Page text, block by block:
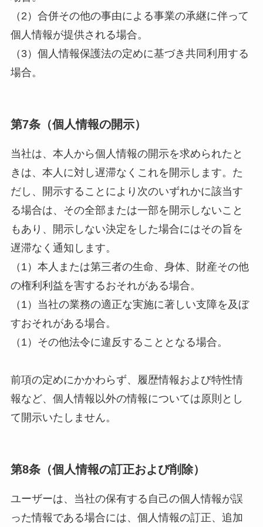
（2）合併その他の事由による事業の承継に伴って
個人情報が提供される場合。
（3）個人情報保護法の定めに基づき共同利用する
場合。
第7条（個人情報の開示）
当社は、本人から個人情報の開示を求められたと
きは、本人に対し遅滞なくこれを開示します。た
だし、開示することにより次のいずれかに該当す
る場合は、その全部または一部を開示しないこと
もあり、開示しない決定をした場合にはその旨を
遅滞なく通知します。
（1）本人または第三者の生命、身体、財産その他
の権利利益を害するおそれがある場合。
（1）当社の業務の適正な実施に著しい支障を及ぼ
すおそれがある場合。
（1）その他法令に違反することとなる場合。
前項の定めにかかわらず、履歴情報および特性情
報など、個人情報以外の情報については原則とし
て開示いたしません。
第8条（個人情報の訂正および削除）
ユーザーは、当社の保有する自己の個人情報が誤
った情報である場合には、個人情報の訂正、追加